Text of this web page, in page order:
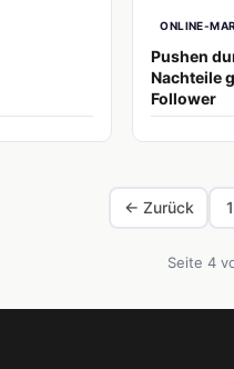
ONLINE-
Pushen
Nachteile
Follower
← Zurück 1
Seite 4